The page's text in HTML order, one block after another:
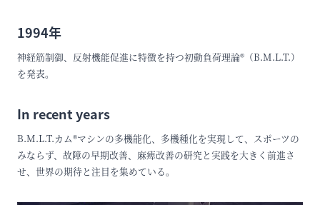
1994年
神経筋制御、反射機能促進に特徴を持つ初動負荷理論®（B.M.L.T.）
を発表。
In recent years
B.M.L.T.カム®マシンの多機能化、多機種化を実現して、スポーツの
みならず、故障の早期改善、麻痺改善の研究と実践を大きく前進さ
せ、世界の期待と注目を集めている。